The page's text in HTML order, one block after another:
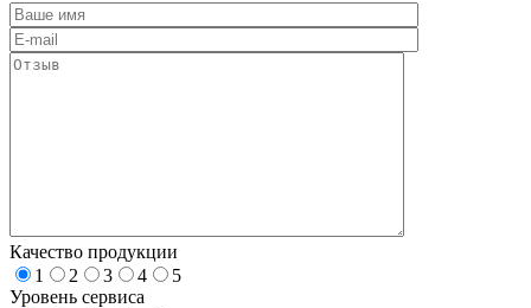
Качество продукции
1
2 3 4
5
Уровень сервиса